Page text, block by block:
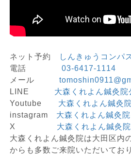
ネット予約
しんきゅうコンパ
電話
03-6417-1114
メール
LINE 大森くれよん鍼灸院
Youtube 大森くれよん鍼灸
instagram 大森くれよん鍼灸
X 大森くれよん鍼灸
大森くれよん鍼灸院は大田区内
からも多数ご来院いただいてお